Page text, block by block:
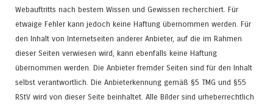
Webauftritts nach bestem Wissen und Gewissen recherchiert. Für
etwaige Fehler kann jedoch keine Haftung übernommen werden. Für
den Inhalt von Internetseiten anderer Anbieter, auf die im Rahmen
dieser Seiten verwiesen wird, kann ebenfalls keine Haftung
übernommen werden. Die Anbieter fremder Seiten sind für den Inhalt
selbst verantwortlich. Die Anbieterkennung gemäß §5 TMG und §55
RStV wird von dieser Seite beinhaltet. Alle Bilder sind urheberrechtlich